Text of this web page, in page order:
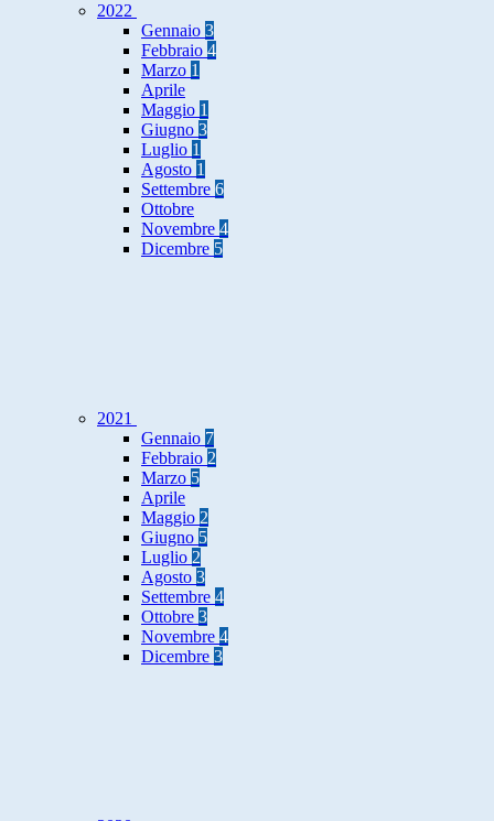
2022
Gennaio 3
Febbraio 4
Marzo 1
Aprile
Maggio 1
Giugno 3
Luglio 1
Agosto 1
Settembre 6
Ottobre
Novembre 4
Dicembre 5
2021
Gennaio 7
Febbraio 2
Marzo 5
Aprile
Maggio 2
Giugno 5
Luglio 2
Agosto 3
Settembre 4
Ottobre 3
Novembre 4
Dicembre 3